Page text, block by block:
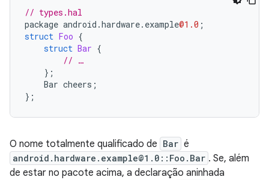
// types.hal
package android .hardware. example@1.0 ;
struct Foo {
struct Bar {
// …
};
Bar cheers ;
};
O nome totalmente qualificado de Bar é
android.hardware.example@1.0::Foo.Bar . Se, além
de estar no pacote acima, a declaração aninhada